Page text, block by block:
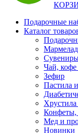
Подарочные
Каталог
Чай,
Зефир
Пастила
Хрустила
Конфеты,
Мед и
Новинки